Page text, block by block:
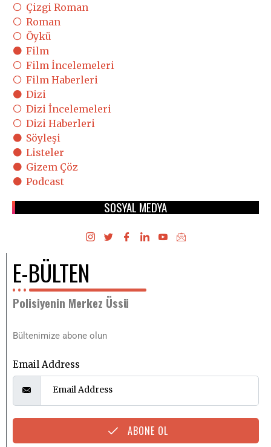
Çizgi Roman
Roman
Öykü
Film
Film İncelemeleri
Film Haberleri
Dizi
Dizi İncelemeleri
Dizi Haberleri
Söyleşi
Listeler
Gizem Çöz
Podcast
SOSYAL MEDYA
E-BÜLTEN
Polisiyenin Merkez Üssü
Bültenimize abone olun
Email Address
ABONE OL